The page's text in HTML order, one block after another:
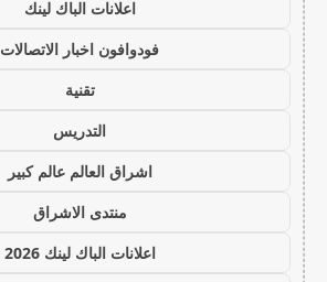
اعلانات الباك لينك
فودوافون اخبار الاتصالات
تقنية
التدريس
اشراق العالم عالم كبير
منتدى الاشراق
اعلانات الباك لينك 2026